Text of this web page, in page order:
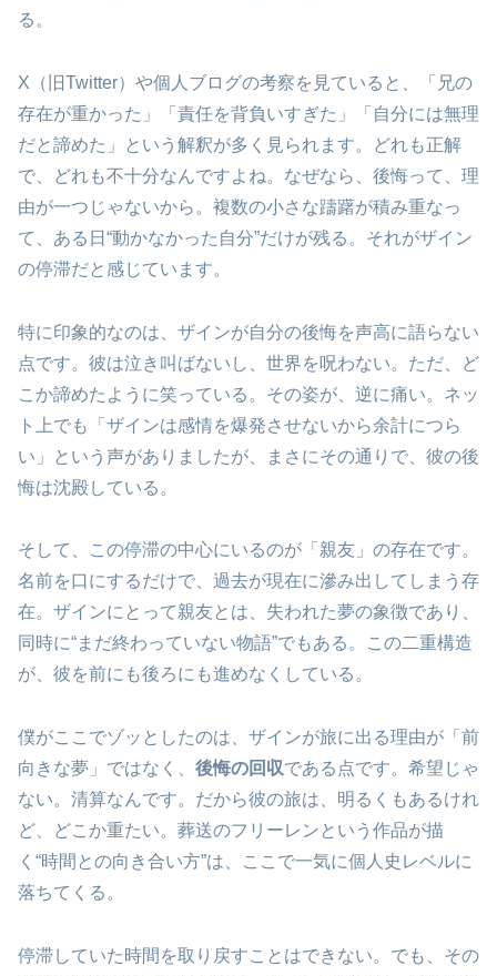
る。
X（旧Twitter）や個人ブログの考察を見ていると、「兄の
存在が重かった」「責任を背負いすぎた」「自分には無理
だと諦めた」という解釈が多く見られます。どれも正解
で、どれも不十分なんですよね。なぜなら、後悔って、理
由が一つじゃないから。複数の小さな躊躇が積み重なっ
て、ある日“動かなかった自分”だけが残る。それがザイン
の停滞だと感じています。
特に印象的なのは、ザインが自分の後悔を声高に語らない
点です。彼は泣き叫ばないし、世界を呪わない。ただ、ど
こか諦めたように笑っている。その姿が、逆に痛い。ネッ
ト上でも「ザインは感情を爆発させないから余計につら
い」という声がありましたが、まさにその通りで、彼の後
悔は沈殿している。
そして、この停滞の中心にいるのが「親友」の存在です。
名前を口にするだけで、過去が現在に滲み出してしまう存
在。ザインにとって親友とは、失われた夢の象徴であり、
同時に“まだ終わっていない物語”でもある。この二重構造
が、彼を前にも後ろにも進めなくしている。
僕がここでゾッとしたのは、ザインが旅に出る理由が「前
向きな夢」ではなく、 後悔の回収である点です。希望じゃ
ない。清算なんです。だから彼の旅は、明るくもあるけれ
ど、どこか重たい。葬送のフリーレンという作品が描
く“時間との向き合い方”は、ここで一気に個人史レベルに
落ちてくる。
停滞していた時間を取り戻すことはできない。でも、その